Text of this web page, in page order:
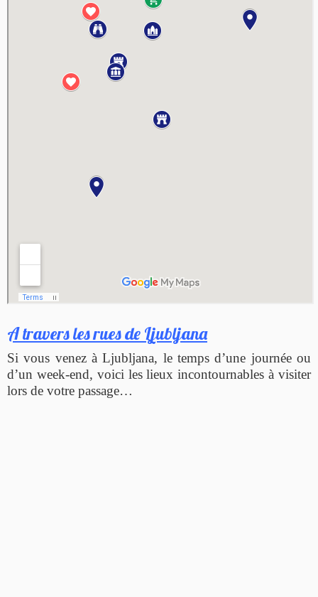
A travers les rues de Ljubljana
Si vous venez à Ljubljana, le temps d’une journée ou
d’un week-end, voici les lieux incontournables à visiter
lors de votre passage…